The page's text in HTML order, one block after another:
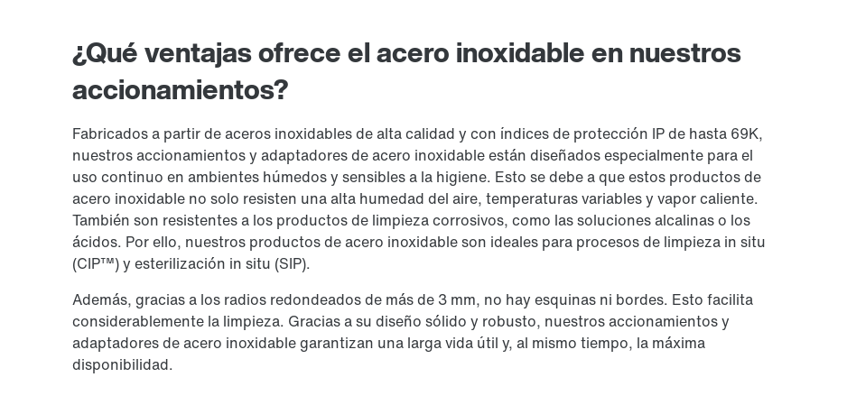
¿Qué ventajas ofrece el acero inoxidable en nuestros
accionamientos?
Fabricados a partir de aceros inoxidables de alta calidad y con índices de protección IP de hasta 69K,
nuestros accionamientos y adaptadores de acero inoxidable están diseñados especialmente para el
uso continuo en ambientes húmedos y sensibles a la higiene. Esto se debe a que estos productos de
acero inoxidable no solo resisten una alta humedad del aire, temperaturas variables y vapor caliente.
También son resistentes a los productos de limpieza corrosivos, como las soluciones alcalinas o los
ácidos. Por ello, nuestros productos de acero inoxidable son ideales para procesos de limpieza in situ
(CIP™) y esterilización in situ (SIP).
Además, gracias a los radios redondeados de más de 3 mm, no hay esquinas ni bordes. Esto facilita
considerablemente la limpieza. Gracias a su diseño sólido y robusto, nuestros accionamientos y
adaptadores de acero inoxidable garantizan una larga vida útil y, al mismo tiempo, la máxima
disponibilidad.